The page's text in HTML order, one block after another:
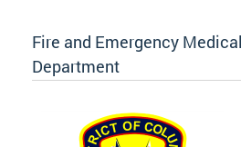
Fire and Emergency
Department